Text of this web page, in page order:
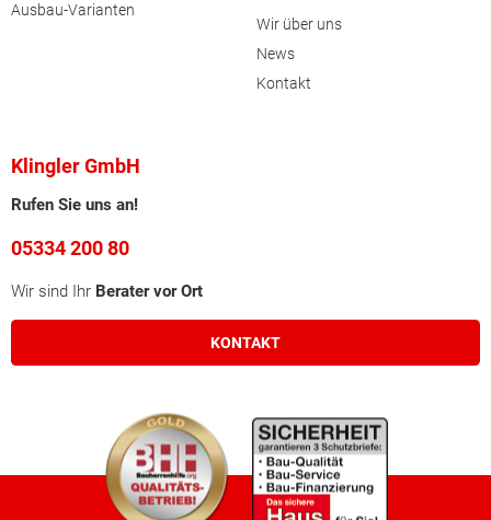
Perg
Rohrbach
Steyr (Stadt)
Ausbau-Varianten
Wir über uns
News
Kontakt
Klingler GmbH
Rufen Sie uns an!
05334 200 80
Wir sind Ihr Berater vor Ort
KONTAKT